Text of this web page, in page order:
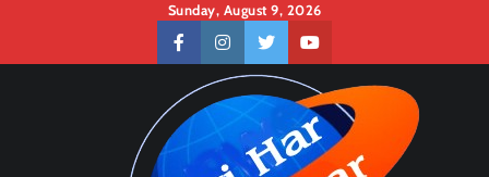
content
Sunday, August 9, 2026
facebookinstagramtwitteryoutube